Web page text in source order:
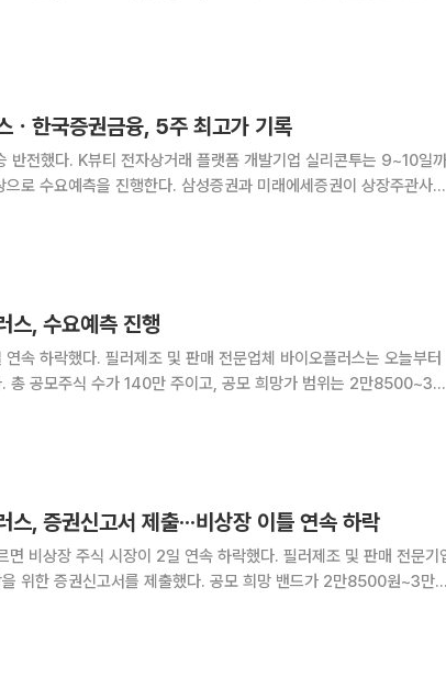
이오틱스와 유한양행의 다양한 유
ㆍ한국증권금융, 5주 최고가 기록
업 실리콘투는 9~10일까
로 수요예측을 진행한다. 삼성증권과 미래에세증권이 상장주관사를
(0.29%)으로 오름세를 보였다.
스, 수요예측 진행
문업체 바이오플러스는 오늘부터
. 총 공모주식 수가 140만 주이고, 공모 희망가 범위는 2만8500~3만
, 증권신고서 제출···비상장 이틀 연속 하락
식 시장이 2일 연속 하락했다. 필러제조 및 판매 전문기업
위한 증권신고서를 제출했다. 공모 희망 밴드가 2만8500원~3만
제 전문업체 바이젠셀이 호가 6만